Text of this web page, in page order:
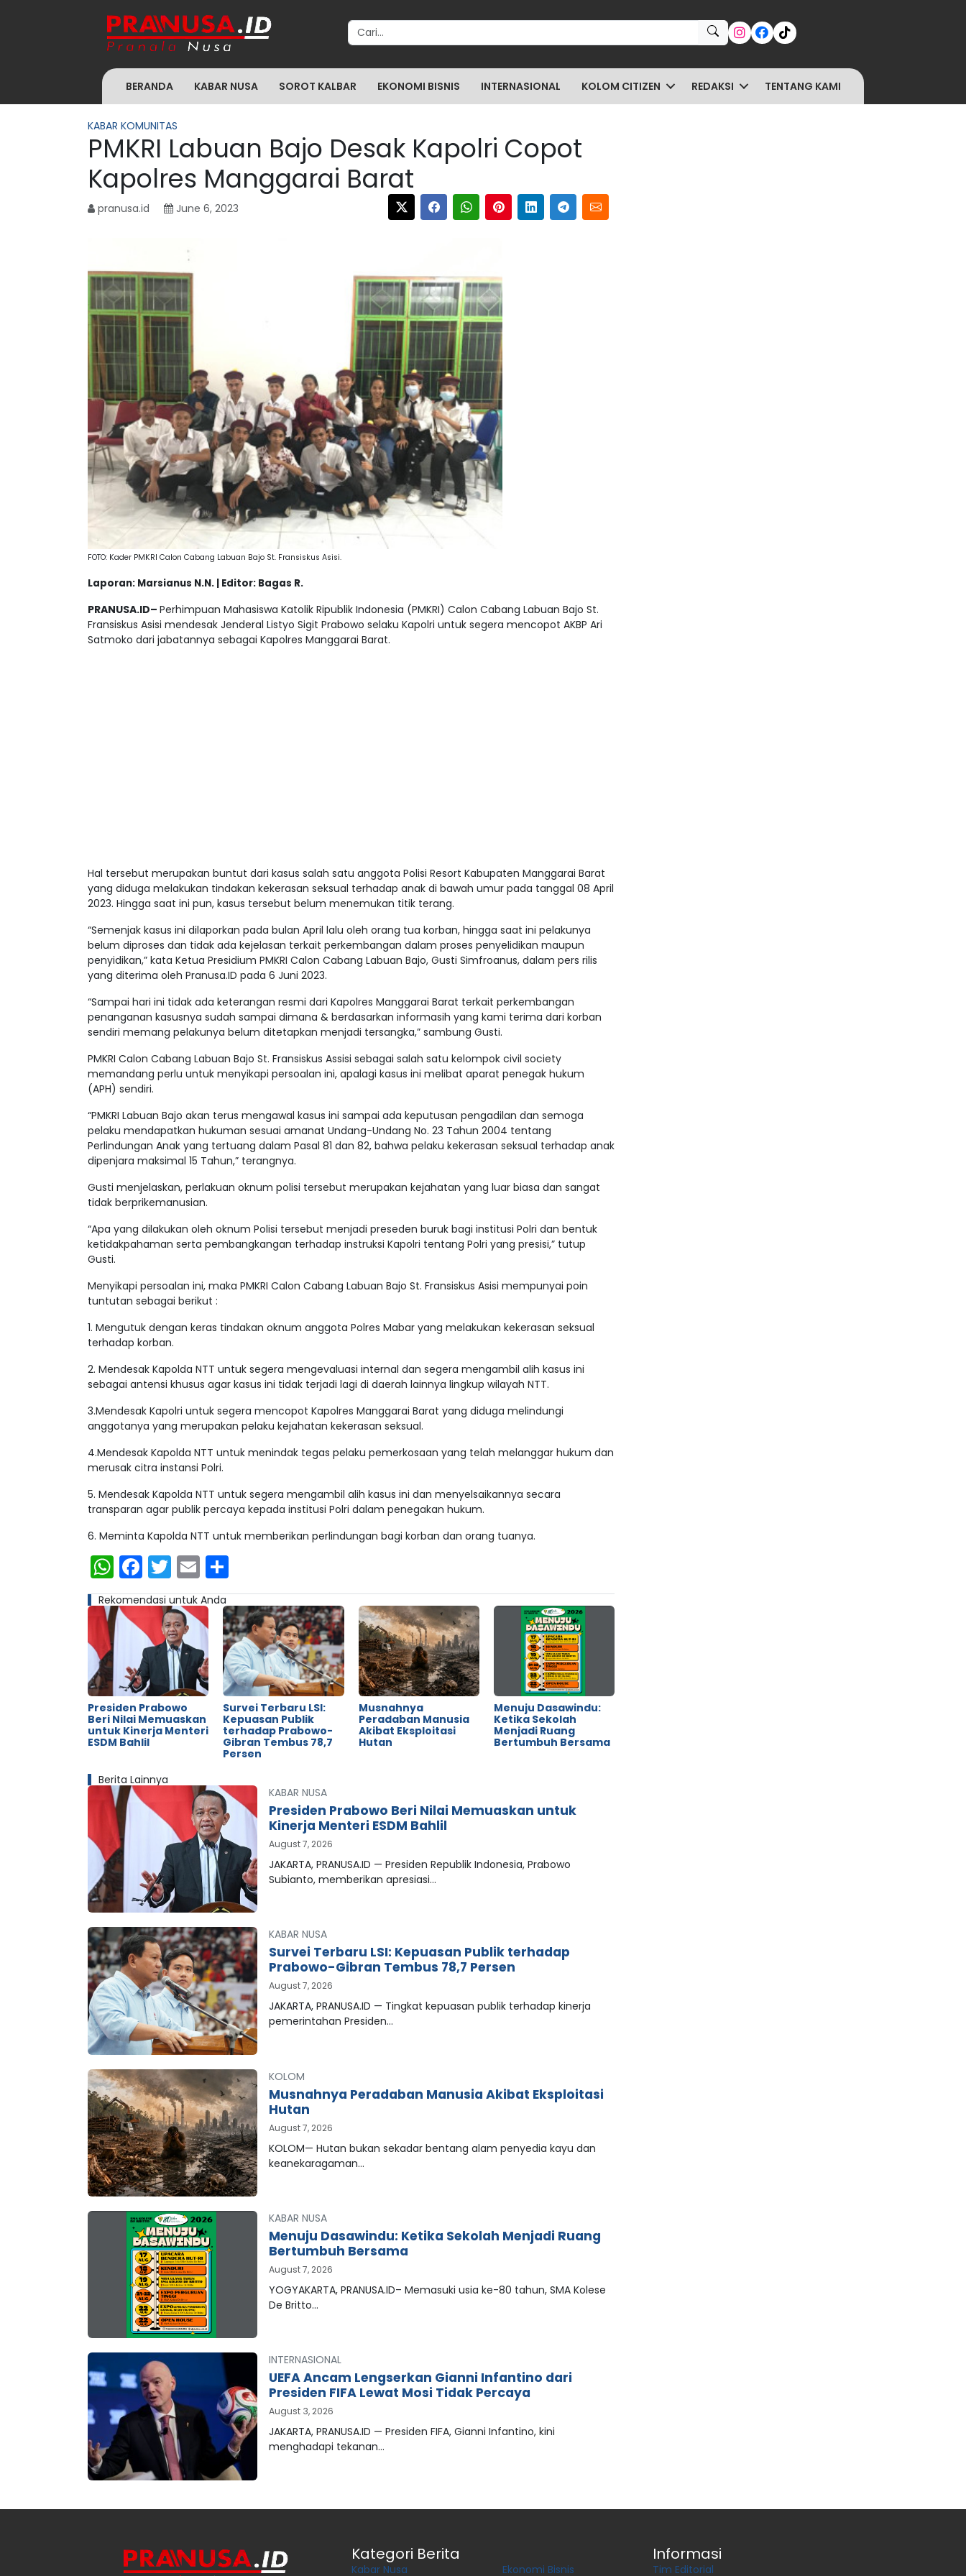
Search for:
BERANDA KABAR NUSA SOROT KALBAR EKONOMI BISNIS INTERNASIONAL KOLOM CITIZEN REDAKSI TENTANG KAMI
KABAR KOMUNITAS
PMKRI Labuan Bajo Desak Kapolri Copot
Kapolres Manggarai Barat
pranusa.id June 6, 2023
FOTO: Kader PMKRI Calon Cabang Labuan Bajo St. Fransiskus Asisi.
Laporan: Marsianus N.N. | Editor: Bagas R.
PRANUSA.ID– Perhimpuan Mahasiswa Katolik Ripublik Indonesia (PMKRI) Calon Cabang Labuan Bajo St.
Fransiskus Asisi mendesak Jenderal Listyo Sigit Prabowo selaku Kapolri untuk segera mencopot AKBP Ari
Satmoko dari jabatannya sebagai Kapolres Manggarai Barat.
Hal tersebut merupakan buntut dari kasus salah satu anggota Polisi Resort Kabupaten Manggarai Barat
yang diduga melakukan tindakan kekerasan seksual terhadap anak di bawah umur pada tanggal 08 April
2023. Hingga saat ini pun, kasus tersebut belum menemukan titik terang.
“Semenjak kasus ini dilaporkan pada bulan April lalu oleh orang tua korban, hingga saat ini pelakunya
belum diproses dan tidak ada kejelasan terkait perkembangan dalam proses penyelidikan maupun
penyidikan,” kata Ketua Presidium PMKRI Calon Cabang Labuan Bajo, Gusti Simfroanus, dalam pers rilis
yang diterima oleh Pranusa.ID pada 6 Juni 2023.
“Sampai hari ini tidak ada keterangan resmi dari Kapolres Manggarai Barat terkait perkembangan
penanganan kasusnya sudah sampai dimana & berdasarkan informasih yang kami terima dari korban
sendiri memang pelakunya belum ditetapkan menjadi tersangka,” sambung Gusti.
PMKRI Calon Cabang Labuan Bajo St. Fransiskus Assisi sebagai salah satu kelompok civil society
memandang perlu untuk menyikapi persoalan ini, apalagi kasus ini melibat aparat penegak hukum
(APH) sendiri.
“PMKRI Labuan Bajo akan terus mengawal kasus ini sampai ada keputusan pengadilan dan semoga
pelaku mendapatkan hukuman sesuai amanat Undang-Undang No. 23 Tahun 2004 tentang
Perlindungan Anak yang tertuang dalam Pasal 81 dan 82, bahwa pelaku kekerasan seksual terhadap anak
dipenjara maksimal 15 Tahun,” terangnya.
Gusti menjelaskan, perlakuan oknum polisi tersebut merupakan kejahatan yang luar biasa dan sangat
tidak berprikemanusian.
“Apa yang dilakukan oleh oknum Polisi tersebut menjadi preseden buruk bagi institusi Polri dan bentuk
ketidakpahaman serta pembangkangan terhadap instruksi Kapolri tentang Polri yang presisi,” tutup
Gusti.
Menyikapi persoalan ini, maka PMKRI Calon Cabang Labuan Bajo St. Fransiskus Asisi mempunyai poin
tuntutan sebagai berikut :
1. Mengutuk dengan keras tindakan oknum anggota Polres Mabar yang melakukan kekerasan seksual
terhadap korban.
2. Mendesak Kapolda NTT untuk segera mengevaluasi internal dan segera mengambil alih kasus ini
sebagai antensi khusus agar kasus ini tidak terjadi lagi di daerah lainnya lingkup wilayah NTT.
3.Mendesak Kapolri untuk segera mencopot Kapolres Manggarai Barat yang diduga melindungi
anggotanya yang merupakan pelaku kejahatan kekerasan seksual.
4.Mendesak Kapolda NTT untuk menindak tegas pelaku pemerkosaan yang telah melanggar hukum dan
merusak citra instansi Polri.
5. Mendesak Kapolda NTT untuk segera mengambil alih kasus ini dan menyelsaikannya secara
transparan agar publik percaya kepada institusi Polri dalam penegakan hukum.
6. Meminta Kapolda NTT untuk memberikan perlindungan bagi korban dan orang tuanya.
WhatsApp
Facebook
Twitter
Email
Rekomendasi untuk Anda
Presiden Prabowo
Beri Nilai Memuaskan
untuk Kinerja Menteri
ESDM Bahlil
Survei Terbaru LSI:
Kepuasan Publik
terhadap Prabowo-
Gibran Tembus 78,7
Persen
Musnahnya
Peradaban Manusia
Akibat Eksploitasi
Hutan
Menuju Dasawindu:
Ketika Sekolah
Menjadi Ruang
Bertumbuh Bersama
Berita Lainnya
KABAR NUSA
Presiden Prabowo Beri Nilai Memuaskan untuk
Kinerja Menteri ESDM Bahlil
August 7, 2026
JAKARTA, PRANUSA.ID — Presiden Republik Indonesia, Prabowo
Subianto, memberikan apresiasi…
KABAR NUSA
Survei Terbaru LSI: Kepuasan Publik terhadap
Prabowo-Gibran Tembus 78,7 Persen
August 7, 2026
JAKARTA, PRANUSA.ID — Tingkat kepuasan publik terhadap kinerja
pemerintahan Presiden…
KOLOM
Musnahnya Peradaban Manusia Akibat Eksploitasi
Hutan
August 7, 2026
KOLOM— Hutan bukan sekadar bentang alam penyedia kayu dan
keanekaragaman…
KABAR NUSA
Menuju Dasawindu: Ketika Sekolah Menjadi Ruang
Bertumbuh Bersama
August 7, 2026
YOGYAKARTA, PRANUSA.ID– Memasuki usia ke-80 tahun, SMA Kolese
De Britto…
INTERNASIONAL
UEFA Ancam Lengserkan Gianni Infantino dari
Presiden FIFA Lewat Mosi Tidak Percaya
August 3, 2026
JAKARTA, PRANUSA.ID — Presiden FIFA, Gianni Infantino, kini
menghadapi tekanan…
Kategori Berita
Kabar Nusa Ekonomi Bisnis
Informasi
Tim Editorial